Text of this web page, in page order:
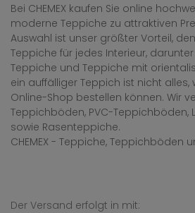
Bei CHEMEX kaufen Sie online
moderne Teppiche zu attraktiven
Auswahl ist unser größter Vorteil,
Teppiche für jedes Interieur,
Teppiche und Teppiche mit
ein auffälliger Teppich ist nicht alles,
Online-Shop bestellen können. Wir
Teppichböden, PVC-Teppichböden,
sowie Rasenteppiche.
CHEMEX - Teppiche, Teppichböden
Der Versand erfolgt in mit: